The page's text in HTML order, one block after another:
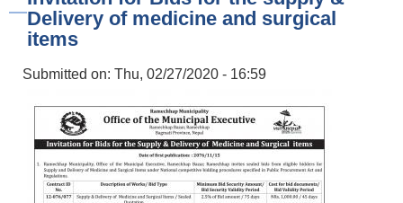
Delivery of medicine and surgical
items
Submitted on: Thu, 02/27/2020 - 16:59